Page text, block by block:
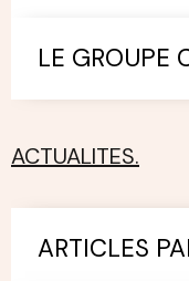
LE GROUPE
ACTUALITES.
ARTICLES